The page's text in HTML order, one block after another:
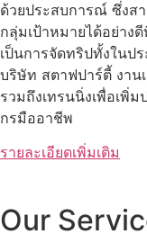
ด้วยประสบการณ์ ซึ่งส
กลุ่มเป้าหมายได้อย่าง
เป็นการจัดทริปทั้งในป
บริษัท สตาฟปาร์ตี้ งาน
รวมถึงเทรนนิ่งเพื่อเพิ่
กรมืออาชีพ
รายละเอียดเพิ่มเติม
Our